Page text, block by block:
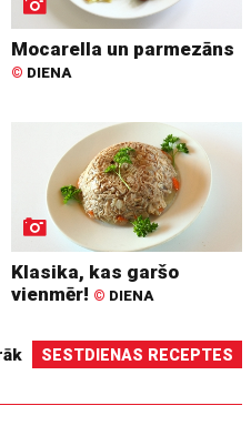
Mocarella un parmezāns
© DIENA
Klasika, kas garšo
vienmēr! © DIENA
SESTDIENAS RECEPTES